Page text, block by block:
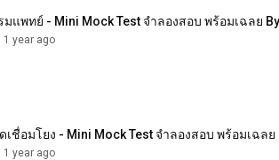
มแพทย์ - Mini Mock Test จำลองสอบ พร้อมเฉลย
1 year ago
เชื่อมโยง - Mini Mock Test จำลองสอบ พร้อมเฉล
1 year ago